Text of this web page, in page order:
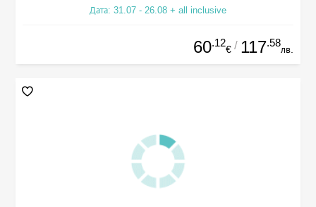
Дата: 31.07 - 26.08 + all inclusive
60.12
€ / 117.58
лв.